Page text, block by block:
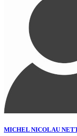
MICHEL NICOLAU